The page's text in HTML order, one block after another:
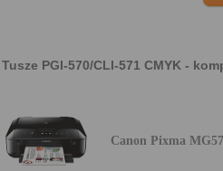
Tusze PGI-570/CLI-571 CMYK -
Canon Pixma